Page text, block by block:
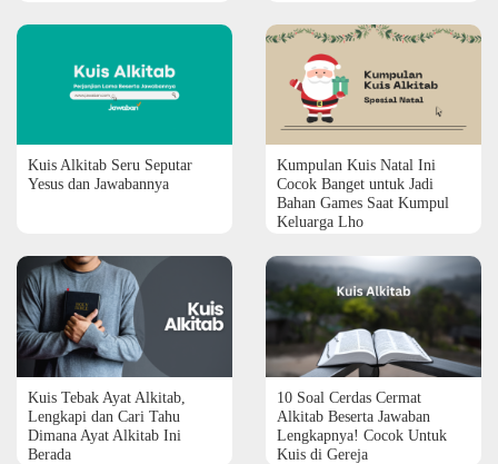
Kuis Alkitab Seru Seputar
Yesus dan Jawabannya
Kumpulan Kuis Natal Ini
Cocok Banget untuk Jadi
Bahan Games Saat Kumpul
Keluarga Lho
Kuis Tebak Ayat Alkitab,
Lengkapi dan Cari Tahu
Dimana Ayat Alkitab Ini
Berada
10 Soal Cerdas Cermat
Alkitab Beserta Jawaban
Lengkapnya! Cocok Untuk
Kuis di Gereja